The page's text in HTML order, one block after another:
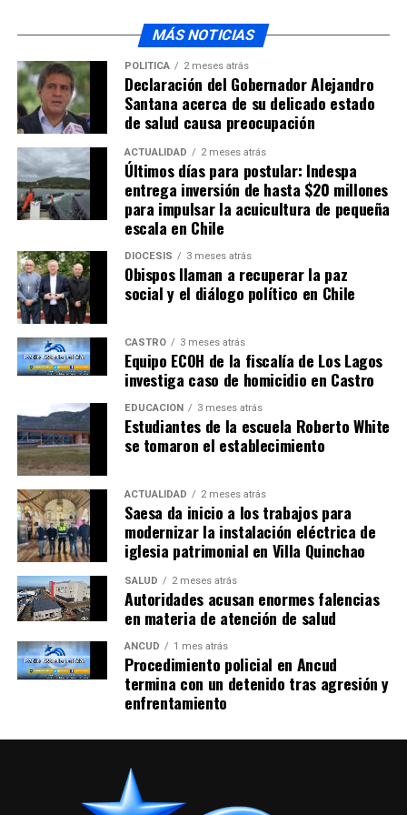
subterráneas, luminarias y mobiliario urbano.
Intervenciones que están en pleno proceso de ejecución
por parte de la empresa que se adjudicó las faenas.
Finalmente desde el municipio castreño se hace un
especial llamado a los vecinos a poder contribuir con el
cuidado de estos nuevos espacios públicos, los cuales
son propiedad de todos, por ellos se les invita a ser
agentes activos en la preservación y mantención de
ARTÍCULOS RELACIONADOS:
UP NEXT
Diputada Yasna Provoste advierte ineficiencia en
primeros 100 dias desde aluviones
NO TE PIERDAS
Dra. Beatriz Chamorro Arancibia asumió como directora
del servicio de salud Chiloé
MÁS NOTICIAS
POLÍTICA 2 meses atrás
Declaración del Gobernador Alejandro
Santana acerca de su delicado estado
de salud causa preocupación
ACTUALIDAD 2 meses atrás
Últimos días para postular: Indespa
entrega inversión de hasta $20 millones
para impulsar la acuicultura de pequeña
escala en Chile
DIÓCESIS 3 meses atrás
Obispos llaman a recuperar la paz
social y el diálogo político en Chile
CASTRO 3 meses atrás
Equipo ECOH de la fiscalía de Los Lagos
investiga caso de homicidio en Castro
EDUCACIÓN 3 meses atrás
Estudiantes de la escuela Roberto White
se tomaron el establecimiento
ACTUALIDAD 2 meses atrás
Saesa da inicio a los trabajos para
modernizar la instalación eléctrica de
iglesia patrimonial en Villa Quinchao
SALUD 2 meses atrás
Autoridades acusan enormes falencias
en materia de atención de salud
ANCUD 1 mes atrás
Procedimiento policial en Ancud
termina con un detenido tras agresión y
enfrentamiento